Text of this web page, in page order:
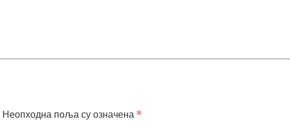
Неопходна поља су означена *